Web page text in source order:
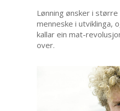
Lønning ønsker i
menneske i utviklinga,
kallar ein mat-
over.